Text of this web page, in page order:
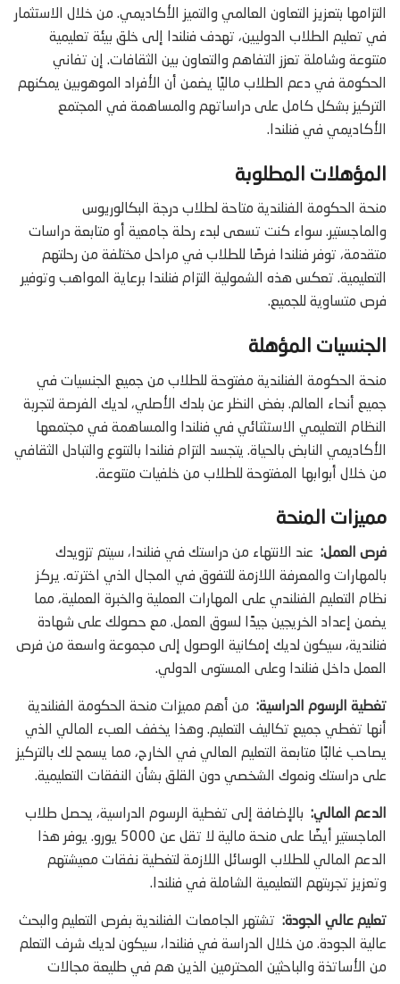
التزامها بتعزيز التعاون العالمي والتميز الأكاديمي. من خلال الاستثمار
في تعليم الطلاب الدوليين، تهدف فنلندا إلى خلق بيئة تعليمية
متنوعة وشاملة تعزز التفاهم والتعاون بين الثقافات. إن تفاني
الحكومة في دعم الطلاب ماليًا يضمن أن الأفراد الموهوبين يمكنهم
التركيز بشكل كامل على دراساتهم والمساهمة في المجتمع
الأكاديمي في فنلندا.
المؤهلات المطلوبة
منحة الحكومة الفنلندية متاحة لطلاب درجة البكالوريوس
والماجستير. سواء كنت تسعى لبدء رحلة جامعية أو متابعة دراسات
متقدمة، توفر فنلندا فرصًا للطلاب في مراحل مختلفة من رحلتهم
التعليمية. تعكس هذه الشمولية التزام فنلندا برعاية المواهب وتوفير
فرص متساوية للجميع.
الجنسيات المؤهلة
منحة الحكومة الفنلندية مفتوحة للطلاب من جميع الجنسيات في
جميع أنحاء العالم. بغض النظر عن بلدك الأصلي، لديك الفرصة لتجربة
النظام التعليمي الاستثنائي في فنلندا والمساهمة في مجتمعها
الأكاديمي النابض بالحياة. يتجسد التزام فنلندا بالتنوع والتبادل الثقافي
من خلال أبوابها المفتوحة للطلاب من خلفيات متنوعة.
مميزات المنحة
فرص العمل: عند الانتهاء من دراستك في فنلندا، سيتم تزويدك
بالمهارات والمعرفة اللازمة للتفوق في المجال الذي اخترته. يركز
نظام التعليم الفنلندي على المهارات العملية والخبرة العملية، مما
يضمن إعداد الخريجين جيدًا لسوق العمل. مع حصولك على شهادة
فنلندية، سيكون لديك إمكانية الوصول إلى مجموعة واسعة من فرص
العمل داخل فنلندا وعلى المستوى الدولي.
تغطية الرسوم الدراسية: من أهم مميزات منحة الحكومة الفنلندية
أنها تغطي جميع تكاليف التعليم. وهذا يخفف العبء المالي الذي
يصاحب غالبًا متابعة التعليم العالي في الخارج، مما يسمح لك بالتركيز
على دراستك ونموك الشخصي دون القلق بشأن النفقات التعليمية.
الدعم المالي: بالإضافة إلى تغطية الرسوم الدراسية، يحصل طلاب
الماجستير أيضًا على منحة مالية لا تقل عن 5000 يورو. يوفر هذا
الدعم المالي للطلاب الوسائل اللازمة لتغطية نفقات معيشتهم
وتعزيز تجربتهم التعليمية الشاملة في فنلندا.
تعليم عالي الجودة: تشتهر الجامعات الفنلندية بفرص التعليم والبحث
عالية الجودة. من خلال الدراسة في فنلندا، سيكون لديك شرف التعلم
من الأساتذة والباحثين المحترمين الذين هم في طليعة مجالات